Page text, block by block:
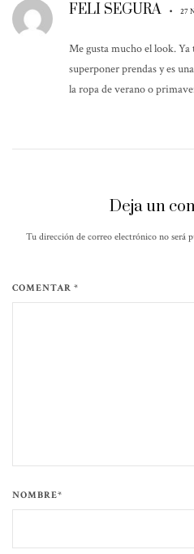
FELI SEGURA • 27
Me gusta mucho el look. Ya
superponer prendas y es
la ropa de verano o
Deja un
Tu dirección de correo electrónico no será
COMENTAR *
NOMBRE*